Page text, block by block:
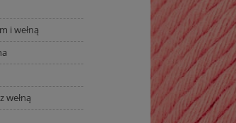
i wełną
wełną